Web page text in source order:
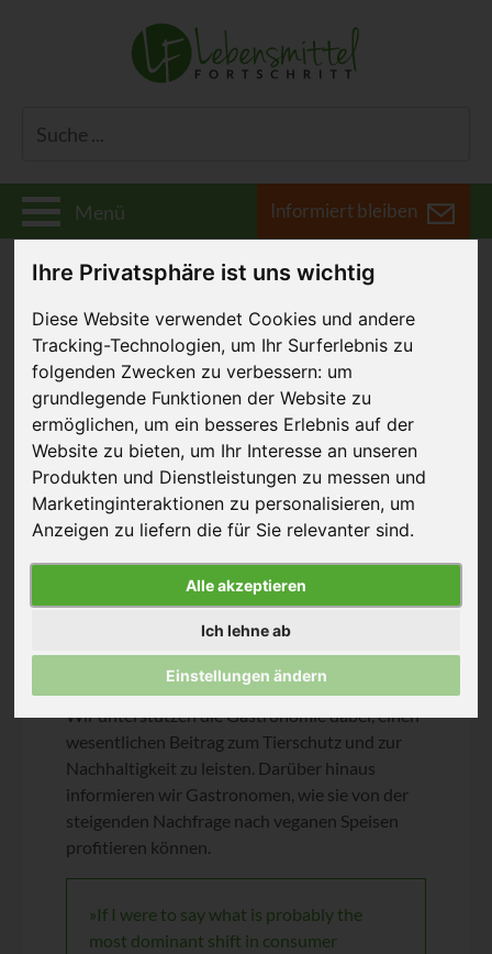
Ihre Privatsphäre ist uns wichtig
Diese Website verwendet Cookies und andere
Tracking-Technologien, um Ihr Surferlebnis zu
folgenden Zwecken zu verbessern: um
grundlegende Funktionen der Website zu
ermöglichen, um ein besseres Erlebnis auf der
Website zu bieten, um Ihr Interesse an unseren
Produkten und Dienstleistungen zu messen und
Marketinginteraktionen zu personalisieren, um
Anzeigen zu liefern die für Sie relevanter sind.
Alle akzeptieren
Ich lehne ab
Einstellungen ändern
Menü Informiert bleiben
Gastronomie
OMolleker – Shutterstock
Wir unterstützen die Gastronomie dabei, einen
wesentlichen Beitrag zum Tierschutz und zur
Nachhaltigkeit zu leisten. Darüber hinaus
informieren wir Gastronomen, wie sie von der
steigenden Nachfrage nach veganen Speisen
profitieren können.
»If I were to say what is probably the
most dominant shift in consumer